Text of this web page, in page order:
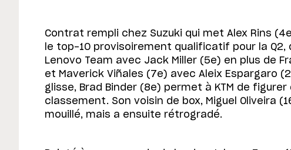
Contrat rempli chez Suzuki qui met Alex Rins
le top-10 provisoirement qualificatif pour la Q2,
Lenovo Team avec Jack Miller (5e) en plus de
et Maverick Viñales (7e) avec Aleix Espargaro
glisse, Brad Binder (8e) permet à KTM de
classement. Son voisin de box, Miguel Oliveira
mouillé, mais a ensuite rétrogradé.